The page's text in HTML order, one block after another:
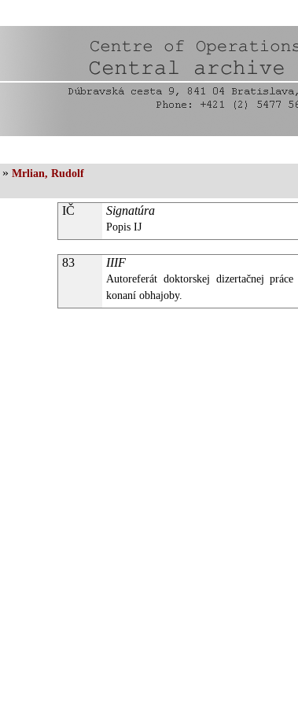
» Mrlian, Rudolf
IČ Signatúra
Popis IJ
83 IIIF
Autoreferát doktorskej dizertačnej
konaní obhajoby.